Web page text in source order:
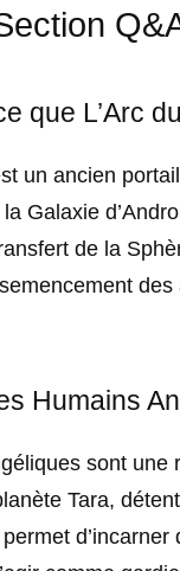
que L’Arc
un ancien
Galaxie
de la
Humains
sont une
Tara,
d’incarner